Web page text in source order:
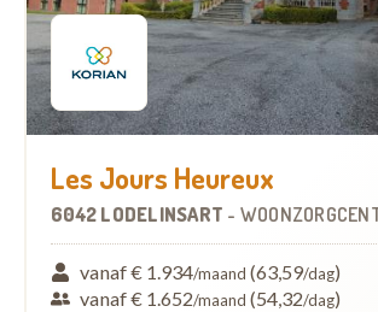
Les Jours Heureux
6042 LODELINSART -
vanaf € 1.934/maand (63,59/dag)
vanaf € 1.652/maand (54,32/dag)